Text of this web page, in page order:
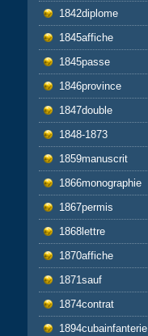
1842diplome
1845affiche
1845passe
1846province
1847double
1848-1873
1859manuscrit
1866monographie
1867permis
1868lettre
1870affiche
1871sauf
1874contrat
1894cubainfanterie